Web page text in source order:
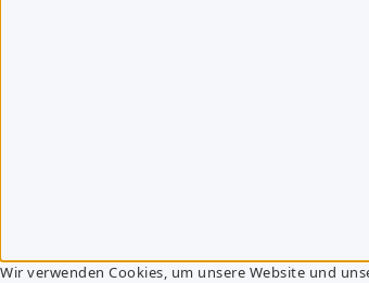
Wir verwenden Cookies, um unsere Website und